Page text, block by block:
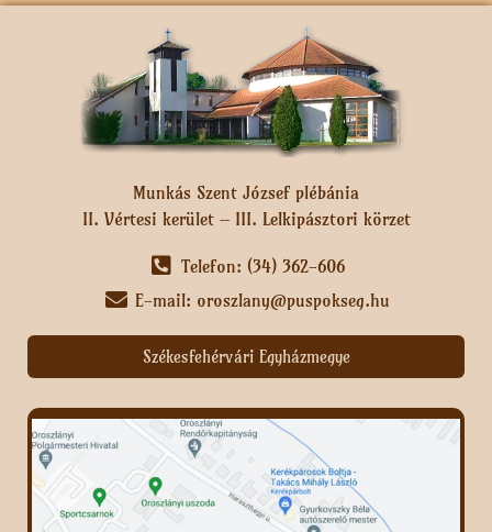
Munkás Szent József plébánia
II. Vértesi kerület – III. Lelkipásztori körzet
Telefon: (34) 362-606
E-mail: oroszlany@puspokseg.hu
Székesfehérvári Egyházmegye